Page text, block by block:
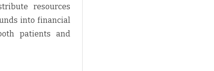
resources
into financial
patients and